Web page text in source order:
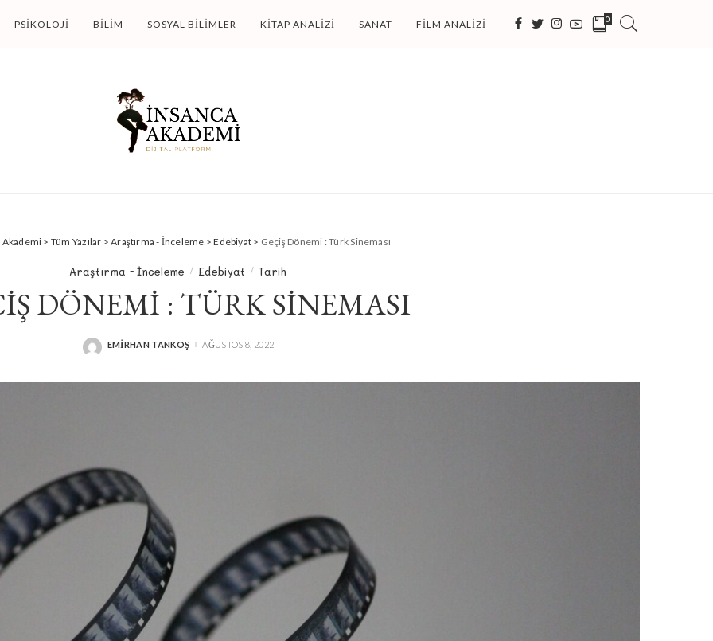
PSIKOLOJI BILIM SOSYAL BILIMLER KITAP ANALIZI SANAT FILM ANALIZI 0
Akademi > Tüm Yazılar >Araştırma - İnceleme >Edebiyat > Geçiş Dönemi : Türk Sineması
Araştırma - İnceleme Edebiyat Tarih
DÖNEMI : TÜRK SINEMASI
POSTED
EMIRHAN TANKOŞ AĞUSTOS 8, 2022